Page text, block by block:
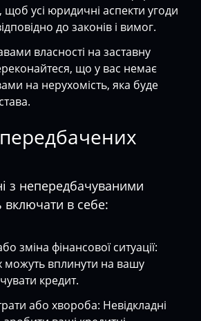
усі юридичні аспекти угоди
до законів і вимог.
власності на заставну
що у вас немає
на нерухомість, яка буде
з непередбачуваними
в себе:
зміна фінансової ситуації:
можуть вплинути на вашу
кредит.
або хвороба: Невідкладні